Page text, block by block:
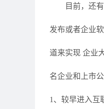
目前，还
发布或者企业
道来实现 企业
名企业和上市
1、较早进入